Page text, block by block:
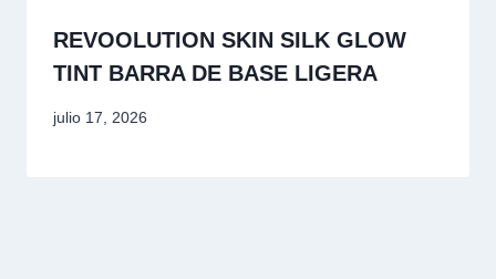
REVOOLUTION SKIN SILK GLOW
TINT BARRA DE BASE LIGERA
julio 17, 2026